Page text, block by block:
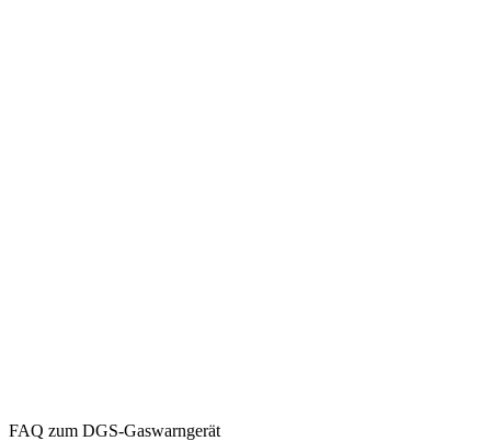
FAQ zum DGS-Gaswarngerät